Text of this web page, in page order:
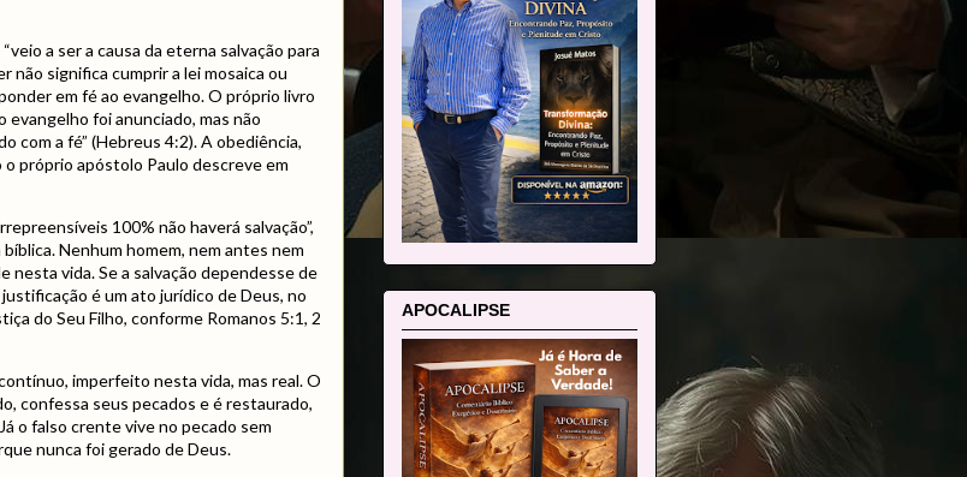
a ser a causa da eterna salvação para
não significa cumprir a lei mosaica ou
em fé ao evangelho. O próprio livro
evangelho foi anunciado, mas não
com a fé” (Hebreus 4:2). A obediência,
próprio apóstolo Paulo descreve em
100% não haverá salvação”,
Nenhum homem, nem antes nem
nesta vida. Se a salvação dependesse de
é um ato jurídico de Deus, no
do Seu Filho, conforme Romanos 5:1, 2
imperfeito nesta vida, mas real. O
confessa seus pecados e é restaurado,
o falso crente vive no pecado sem
nunca foi gerado de Deus.
APOCALIPSE